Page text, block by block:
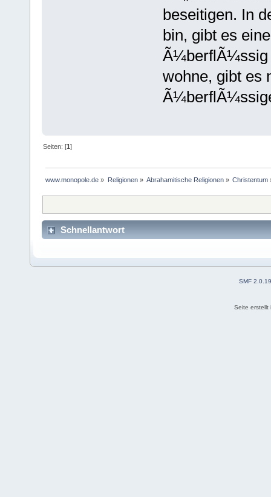
beseitigen. In
bin, gibt es
Ã¼berflÃ¼ssig
wohne, gibt es
Seiten: [1]
www.monopole.de » Religionen» Abrahamitische Religionen» Christentum
Schnellantwort
SMF 2.0.19
Seite erstellt